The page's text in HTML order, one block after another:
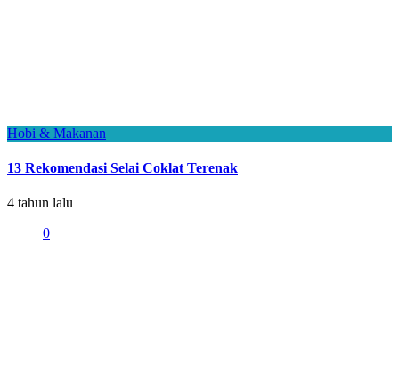
Hobi & Makanan
13 Rekomendasi Selai Coklat Terenak
4 tahun lalu
0